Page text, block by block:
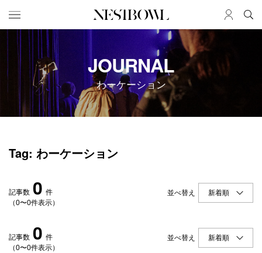
HOME
求人検索
新着求人
ブランド一覧
インタビュー
ニュース＆イベント
データ
SERVICE
初めての方へ
MEMBER
JOURNAL
わーケーション
Tag: わーケーション
記事数 0 件
（0〜0件表示）
並べ替え
記事数 0 件
（0〜0件表示）
並べ替え